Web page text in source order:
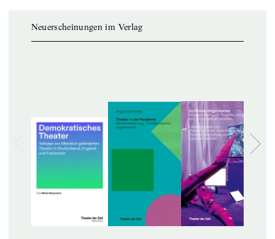
Neuerscheinungen im Verlag